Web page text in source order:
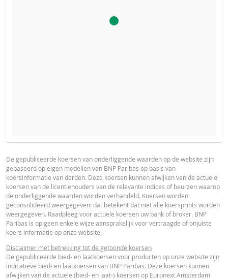
VERWACHTE KOERS VAN DE ONDERLIGGENDE WAARDE
AANTAL PRODUCTEN
PERIODE
PROSPECTUS
Prospectus (NL) URL
FINAL TERMS
Final Terms
PRODUCT PROJECTIONS
Some helper text for the product price projections, financial
advised
UNDERLYING PRICE PRICE PROJECTION
De gepubliceerde koersen van onderliggende waarden op de website zijn
gebaseerd op eigen modellen van BNP Paribas op basis van
koersinformatie van derden. Deze koersen kunnen afwijken van de actuele
koersen van de licentiehouders van de relevante indices of beurzen waarop
de onderliggende waarden worden verhandeld. Koersen worden
geconsolideerd weergegeven: dat betekent dat niet alle koersprints worden
weergegeven. Raadpleeg voor actuele koersen uw bank of broker. BNP
Paribas is op geen enkele wijze aansprakelijk voor vertraagde of onjuiste
koers informatie op onze website.
Disclaimer met betrekking tot de getoonde koersen
De gepubliceerde bied- en laatkoersen voor producten op onze website zijn
indicatieve bied- en laatkoersen van BNP Paribas. Deze koersen kunnen
afwijken van de actuele (bied- en laat-) koersen op Euronext Amsterdam